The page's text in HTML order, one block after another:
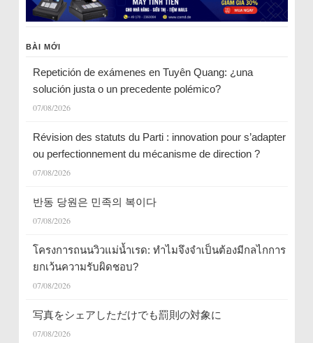
BÀI MỚI
Repetición de exámenes en Tuyên Quang: ¿una
solución justa o un precedente polémico?
07/08/2026
Révision des statuts du Parti : innovation pour s’adapter
ou perfectionnement du mécanisme de direction ?
07/08/2026
반동 당원은 민족의 복이다
07/08/2026
โครงการถนนวิวแม่น้ำเรด: ทำไมจึงจำเป็นต้องมีกลไกการ
ยกเว้นความรับผิดชอบ?
07/08/2026
写真をシェアしただけでも罰則の対象に
07/08/2026